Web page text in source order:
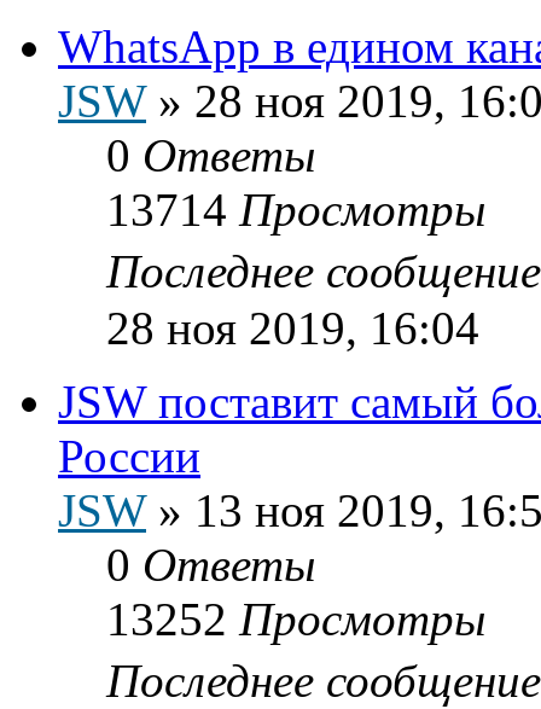
WhatsApp в едином
JSW» 28 ноя 2019,
0 Ответы
13714 Просмотры
Последнее
28 ноя 2019, 16:04
JSW поставит самый
России
JSW» 13 ноя 2019,
0 Ответы
13252 Просмотры
Последнее